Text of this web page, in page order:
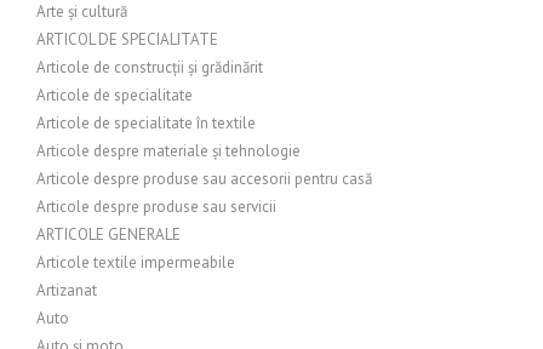
Arte și cultură
ARTICOL DE SPECIALITATE
Articole de construcții și grădinărit
Articole de specialitate
Articole de specialitate în textile
Articole despre materiale și tehnologie
Articole despre produse sau accesorii pentru casă
Articole despre produse sau servicii
ARTICOLE GENERALE
Articole textile impermeabile
Artizanat
Auto